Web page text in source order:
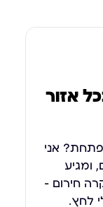
מיידית – 24/7 בכל אזור
אני
ומגיע
חירום –
לחץ.